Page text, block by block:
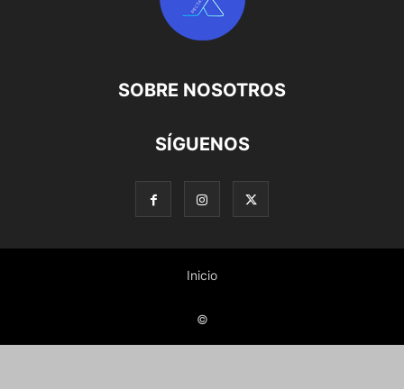
SOBRE NOSOTROS
SÍGUENOS
Inicio
©